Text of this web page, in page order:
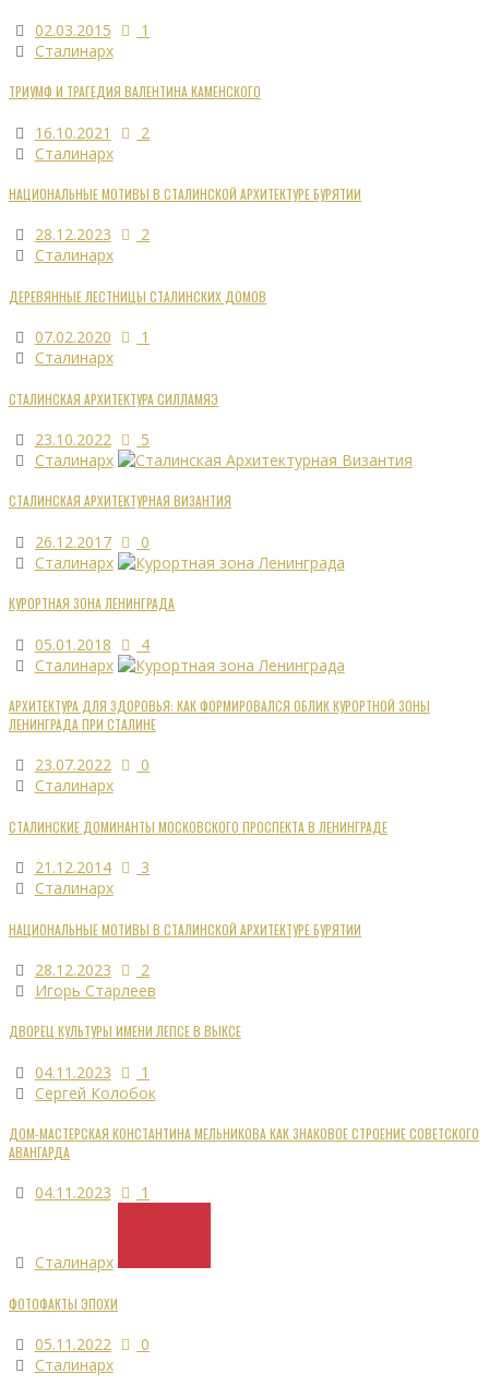
02.03.2015
1
Сталинарх
ТРИУМФ И ТРАГЕДИЯ ВАЛЕНТИНА КАМЕНСКОГО
16.10.2021
2
Сталинарх
НАЦИОНАЛЬНЫЕ МОТИВЫ В СТАЛИНСКОЙ АРХИТЕКТУРЕ БУРЯТИИ
28.12.2023
2
Сталинарх
ДЕРЕВЯННЫЕ ЛЕСТНИЦЫ СТАЛИНСКИХ ДОМОВ
07.02.2020
1
Сталинарх
СТАЛИНСКАЯ АРХИТЕКТУРА СИЛЛАМЯЭ
23.10.2022
5
Сталинарх
СТАЛИНСКАЯ АРХИТЕКТУРНАЯ ВИЗАНТИЯ
26.12.2017
0
Сталинарх
КУРОРТНАЯ ЗОНА ЛЕНИНГРАДА
05.01.2018
4
Сталинарх
АРХИТЕКТУРА ДЛЯ ЗДОРОВЬЯ: КАК ФОРМИРОВАЛСЯ ОБЛИК КУРОРТНОЙ ЗОНЫ
ЛЕНИНГРАДА ПРИ СТАЛИНЕ
23.07.2022
0
Сталинарх
СТАЛИНСКИЕ ДОМИНАНТЫ МОСКОВСКОГО ПРОСПЕКТА В ЛЕНИНГРАДЕ
21.12.2014
3
Сталинарх
НАЦИОНАЛЬНЫЕ МОТИВЫ В СТАЛИНСКОЙ АРХИТЕКТУРЕ БУРЯТИИ
28.12.2023
2
Игорь Старлеев
ДВОРЕЦ КУЛЬТУРЫ ИМЕНИ ЛЕПСЕ В ВЫКСЕ
04.11.2023
1
Сергей Колобок
ДОМ-МАСТЕРСКАЯ КОНСТАНТИНА МЕЛЬНИКОВА КАК ЗНАКОВОЕ СТРОЕНИЕ СОВЕТСКОГО
АВАНГАРДА
04.11.2023 1
Сталинарх
ФОТОФАКТЫ ЭПОХИ
05.11.2022
0
Сталинарх